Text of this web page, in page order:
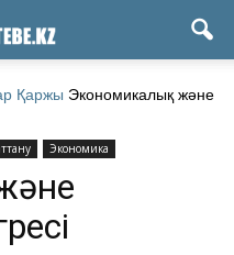
Қаржы Экономикалық және
Экономика